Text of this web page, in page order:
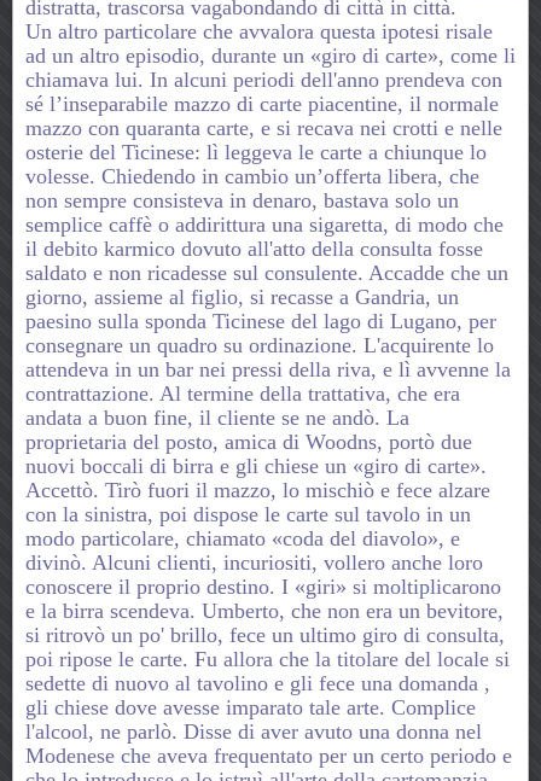
distratta, trascorsa vagabondando di città in città.
Un altro particolare che avvalora questa ipotesi risale
ad un altro episodio, durante un «giro di carte», come li
chiamava lui. In alcuni periodi dell'anno prendeva con
sé l’inseparabile mazzo di carte piacentine, il normale
mazzo con quaranta carte, e si recava nei crotti e nelle
osterie del Ticinese: lì leggeva le carte a chiunque lo
volesse. Chiedendo in cambio un’offerta libera, che
non sempre consisteva in denaro, bastava solo un
semplice caffè o addirittura una sigaretta, di modo che
il debito karmico dovuto all'atto della consulta fosse
saldato e non ricadesse sul consulente. Accadde che un
giorno, assieme al figlio, si recasse a Gandria, un
paesino sulla sponda Ticinese del lago di Lugano, per
consegnare un quadro su ordinazione. L'acquirente lo
attendeva in un bar nei pressi della riva, e lì avvenne la
contrattazione. Al termine della trattativa, che era
andata a buon fine, il cliente se ne andò. La
proprietaria del posto, amica di Woodns, portò due
nuovi boccali di birra e gli chiese un «giro di carte».
Accettò. Tirò fuori il mazzo, lo mischiò e fece alzare
con la sinistra, poi dispose le carte sul tavolo in un
modo particolare, chiamato «coda del diavolo», e
divinò. Alcuni clienti, incuriositi, vollero anche loro
conoscere il proprio destino. I «giri» si moltiplicarono
e la birra scendeva. Umberto, che non era un bevitore,
si ritrovò un po' brillo, fece un ultimo giro di consulta,
poi ripose le carte. Fu allora che la titolare del locale si
sedette di nuovo al tavolino e gli fece una domanda ,
gli chiese dove avesse imparato tale arte. Complice
l'alcool, ne parlò. Disse di aver avuto una donna nel
Modenese che aveva frequentato per un certo periodo e